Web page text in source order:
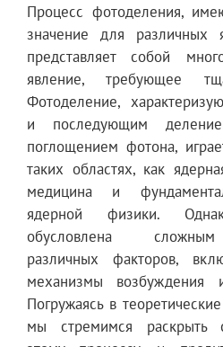
Процесс фотоделения,
значение для различных
представляет собой
явление, требующее
Фотоделение,
и последующим
поглощением фотона,
таких областях, как
медицина и
ядерной физики.
обусловлена сложным
различных факторов,
механизмы возбуждения
Погружаясь в
мы стремимся раскрыть